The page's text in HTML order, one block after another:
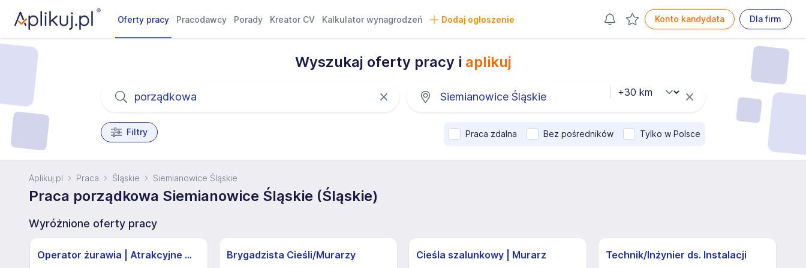
Oferty pracy Pracodawcy Porady Kreator CV Kalkulator wynagrodzeń Dodaj ogłoszenie Konto kandydata Dla firm
Wyszukaj oferty pracy i aplikuj
Filtry Praca zdalna Bez pośredników Tylko w Polsce
Aplikuj.pl Praca Śląskie Siemianowice Śląskie
Praca porządkowa Siemianowice Śląskie (Śląskie)
Wyróżnione oferty pracy
Operator żurawia | Atrakcyjne Warunki Brygadzista Cieśli/Murarzy Cieśla szalunkowy | Murarz Technik/Inżynier ds. Instalacji